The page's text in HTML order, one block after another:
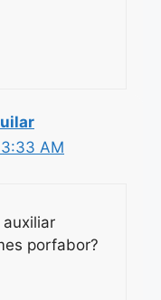
AM
porfabor?